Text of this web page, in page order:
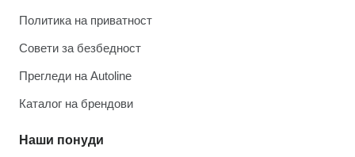
Политика на приватност
Совети за безбедност
Прегледи на Autoline
Каталог на брендови
Наши понуди